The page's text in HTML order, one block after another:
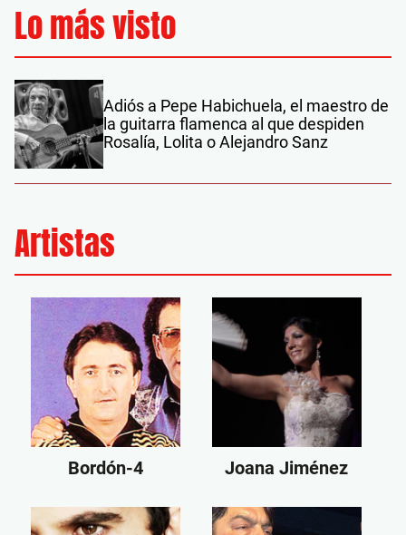
Lo más visto
Adiós a Pepe Habichuela, el maestro de
la guitarra flamenca al que despiden
Rosalía, Lolita o Alejandro Sanz
Artistas
Bordón-4 Joana Jiménez